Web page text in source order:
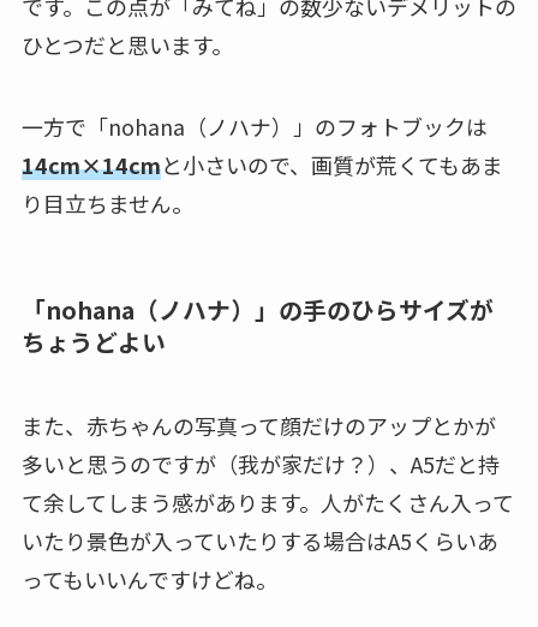
です。この点が「みてね」の数少ないデメリットの
ひとつだと思います。
一方で「nohana（ノハナ）」のフォトブックは
14cm×14cmと小さいので、画質が荒くてもあま
り目立ちません。
「nohana（ノハナ）」の手のひらサイズが
ちょうどよい
また、赤ちゃんの写真って顔だけのアップとかが
多いと思うのですが（我が家だけ？）、A5だと持
て余してしまう感があります。人がたくさん入って
いたり景色が入っていたりする場合はA5くらいあ
ってもいいんですけどね。